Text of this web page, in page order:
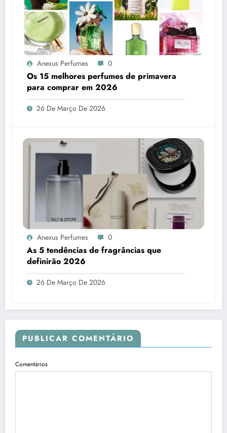
Anexus Perfumes 0
Os 15 melhores perfumes de primavera
para comprar em 2026
26 De Março De 2026
Anexus Perfumes 0
As 5 tendências de fragrâncias que
definirão 2026
26 De Março De 2026
PUBLICAR COMENTÁRIO
Comentários